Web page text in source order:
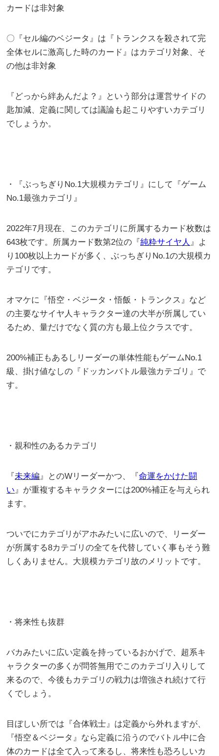
カードは非対象
〇『セル編のベジータ』は『トランクスを殺されて完
全体セルに激高した時のカード』はカテゴリ対象、そ
の他は非対象
『どっから絆あんだよ？』という部分は運営サイドの
匙加減、定義に関しては議論も起こりやすいカテゴリ
でしょうか。
・『ぶっちぎりNo.1大規模カテゴリ』にして『ゲーム
No.1最強カテゴリ』
2022年7月現在、このカテゴリに所属するカード枚数は
643枚です。所属カード数第2位の『純粋サイヤ人 』よ
り100枚以上カードが多く、ぶっちぎりNo.1の大規模カ
テゴリです。
オマケに『悟空・ベジータ・悟飯・トランクス』など
の主要なサイヤ人キャラクター達の大半が所属してい
るため、量だけでなく質の方も最上位クラスです。
200%補正もあるしリーダーの単体性能もゲームNo.1
級、掛け値なしの『ドッカンバトル最強カテゴリ』で
す。
・親和性のあるカテゴリ
『未来編 』とのWリーダーかつ、『命運をかけた闘
い 』が重複するキャラクターには200%補正を与えられ
ます。
ついでにカテゴリがアホみたいに広いので、リーダー
が所属する8カテゴリの全てを代替していく事もそう難
しくありません。大規模カテゴリ故のメリットです。
・将来性も抜群
バカみたいに広い定義を持っているおかげで、超系キ
ャラクターの多くが問答無用でこのカテゴリ入りして
来るので、今後もカテゴリの戦力は増強され続けて行
くでしょう。
目ぼしい所では『合体戦士』は定義から外れますが、
『悟空＆ベジータ』なら定義に沿うのでバトル中に合
体のカードは全て入って来るし、将来性も恐ろしいカ